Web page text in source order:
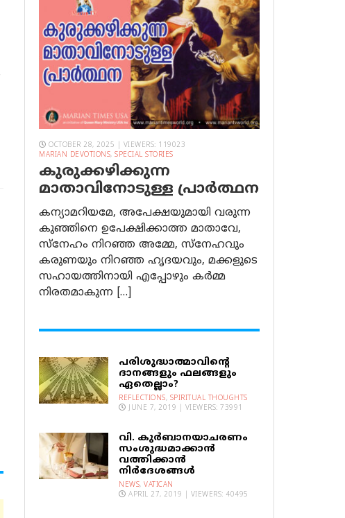
OCTOBER 28, 2025 | VIEWERS: 119023
MARIAN DEVOTIONS, SPECIAL STORIES
കുരുക്കഴിക്കുന്ന
മാതാവിനോടുള്ള പ്രാര്‍ത്ഥന
കന്യാമറിയമേ, അപേക്ഷയുമായി വരുന്ന
കുഞ്ഞിനെ ഉപേക്ഷിക്കാത്ത മാതാവേ,
സ്നേഹം നിറഞ്ഞ അമ്മേ, സ്നേഹവും
കരുണയും നിറഞ്ഞ ഹൃദയവും, മക്കളുടെ
സഹായത്തിനായി എപ്പോഴും കർമ്മ
നിരതമാകുന്ന […]
പരിശുദ്ധാത്മാവിന്റെ
ദാനങ്ങളും ഫലങ്ങളും
ഏതെല്ലാം?
REFLECTIONS, SPIRITUAL THOUGHTS
JUNE 7, 2019 | VIEWERS: 73991
വി. കുര്‍ബാനയാചരണം
സംശുദ്ധമാക്കാന്‍
വത്തിക്കാന്‍
നിര്‍ദേശങ്ങള്‍
NEWS, VATICAN
APRIL 27, 2019 | VIEWERS: 40495